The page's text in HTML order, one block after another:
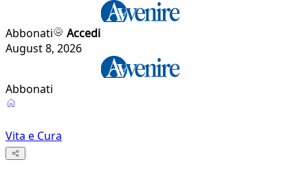
Abbonati
Accedi
August 8, 2026
Abbonati
Vita e Cura